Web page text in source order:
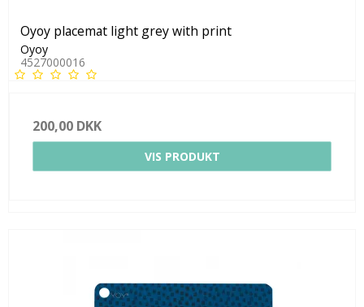
Oyoy placemat light grey with print
Oyoy
4527000016
200,00 DKK
VIS PRODUKT